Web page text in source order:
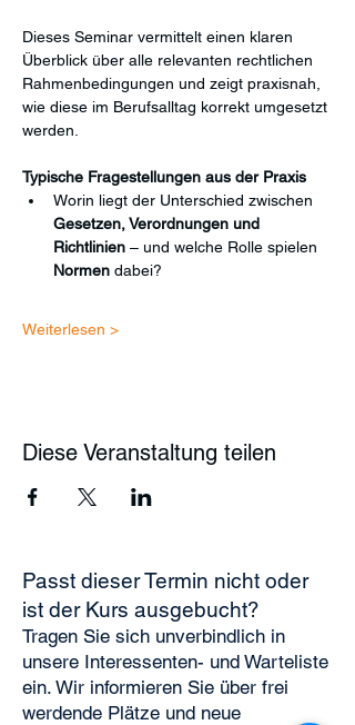
Dieses Seminar vermittelt einen klaren
Überblick über alle relevanten rechtlichen
Rahmenbedingungen und zeigt praxisnah,
wie diese im Berufsalltag korrekt umgesetzt
werden.
Typische Fragestellungen aus der Praxis
Worin liegt der Unterschied zwischen
Gesetzen, Verordnungen und
Richtlinien – und welche Rolle spielen
Normen dabei?
Weiterlesen >
Diese Veranstaltung teilen
Passt dieser Termin nicht oder
ist der Kurs ausgebucht?
Tragen Sie sich unverbindlich in
unsere Interessenten- und Warteliste
ein. Wir informieren Sie über frei
werdende Plätze und neue